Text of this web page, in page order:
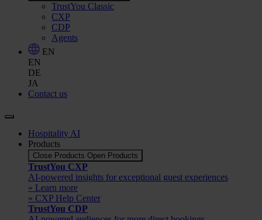
TrustYou Classic
CXP
CDP
Agents
EN
EN
DE
JA
Contact us
Hospitality AI
Products
Close Products Open Products
TrustYou CXP
AI-powered insights for exceptional guest experiences
» Learn more
» CXP Help Center
TrustYou CDP